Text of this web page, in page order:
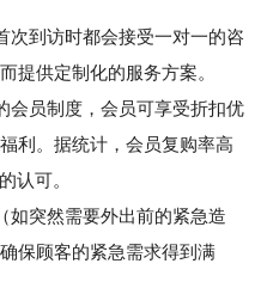
次到访时都会接受一对一的咨
提供定制化的服务方案。
员制度，会员可享受折扣优
利。据统计，会员复购率高
认可。
突然需要外出前的紧急造
保顾客的紧急需求得到满